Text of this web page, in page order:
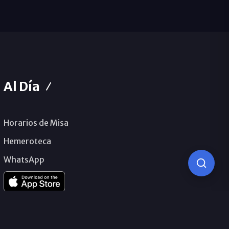
Al Día
Horarios de Misa
Hemeroteca
WhatsApp